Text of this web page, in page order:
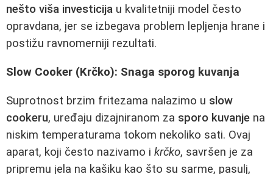
nešto viša investicija u kvalitetniji model često
opravdana, jer se izbegava problem lepljenja hrane i
postižu ravnomerniji rezultati.
Slow Cooker (Krčko): Snaga sporog kuvanja
Suprotnost brzim fritezama nalazimo u slow
cookeru, uređaju dizajniranom za sporo kuvanje na
niskim temperaturama tokom nekoliko sati. Ovaj
aparat, koji često nazivamo i krčko, savršen je za
pripremu jela na kašiku kao što su sarme, pasulj,